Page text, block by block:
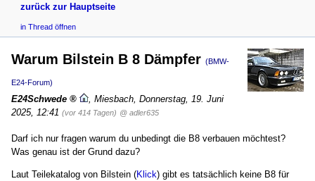
zurück zur Hauptseite
in Thread öffnen
Warum Bilstein B 8 Dämpfer (BMW-
E24-Forum)
E24Schwede Miesbach Donnerstag, 19. Juni
2025, 12:41 (vor 414 Tagen) @ adler635
Darf ich nur fragen warum du unbedingt die B8 verbauen möchtest?
Was genau ist der Grund dazu?
Laut Teilekatalog von Bilstein (Klick) gibt es tatsächlich keine B8 für